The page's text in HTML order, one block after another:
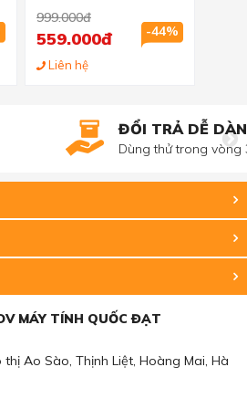
4GB (1x4GB) DDR4
999.000đ
-44%
559.000đ
Liên hệ
ĐỔI TRẢ DỄ DÀNG
Dùng thử trong vòng 3 ngày
MÁY TÍNH QUỐC ĐẠT
thị Ao Sào, Thịnh Liệt, Hoàng Mai, Hà